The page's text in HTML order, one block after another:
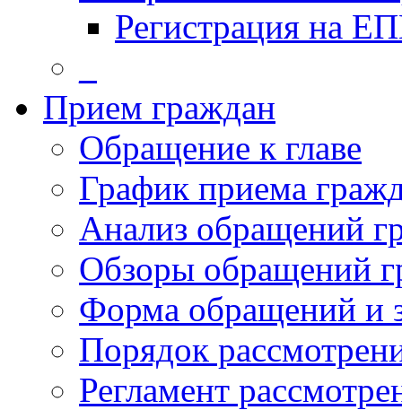
Регистрация на
Прием граждан
Обращение к главе
График приема
Анализ обращений
Обзоры обращений
Форма обращений и
Порядок
Регламент